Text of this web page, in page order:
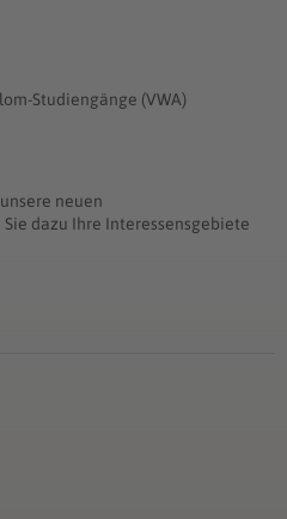
Studiengänge (VWA)
neuen
dazu Ihre Interessensgebiete